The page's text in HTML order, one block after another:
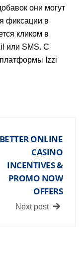
они могут
фиксации в
кликом в
или SMS. С
Izzi
BETTER ONLINE
CASINO
INCENTIVES &
PROMO NOW
OFFERS
Next post